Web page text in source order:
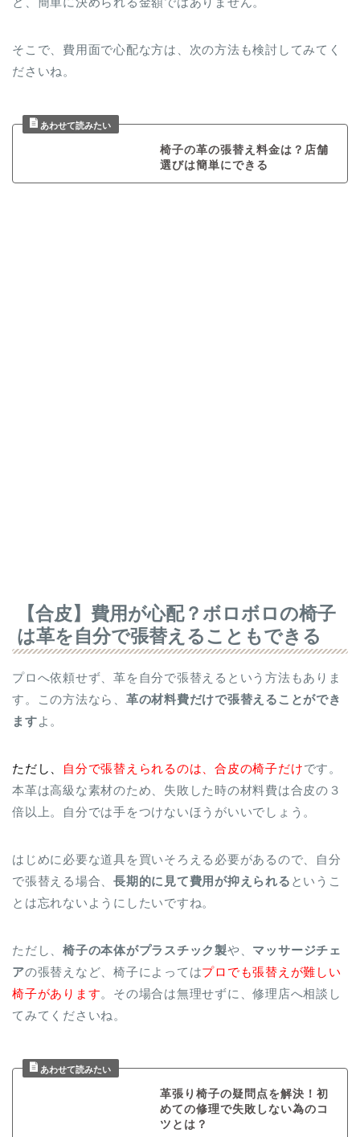
そこで、費用面で心配な方は、次の方法も検討してみてく
ださいね。
椅子の革の張替え料金は？店舗
選びは簡単にできる
【合皮】費用が心配？ボロボロの椅子
は革を自分で張替えることもできる
プロへ依頼せず、革を自分で張替えるという方法もありま
す。この方法なら、 革の材料費だけで張替えることができ
ますよ。
ただし、 自分で張替えられるのは、合皮の椅子だけです。
本革は高級な素材のため、失敗した時の材料費は合皮の３
倍以上。自分では手をつけないほうがいいでしょう。
はじめに必要な道具を買いそろえる必要があるので、自分
で張替える場合、長期的に見て費用が抑えられる というこ
とは忘れないようにしたいですね。
ただし、椅子の本体がプラスチック製や、 マッサージチェ
アの張替えなど、椅子によってはプロでも張替えが難しい
椅子があります。その場合は無理せずに、修理店へ相談し
てみてくださいね。
革張り椅子の疑問点を解決！初
めての修理で失敗しない為のコ
ツとは？